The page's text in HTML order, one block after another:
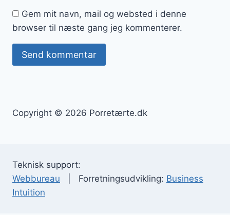
Gem mit navn, mail og websted i denne
browser til næste gang jeg kommenterer.
Copyright © 2026 Porretærte.dk
Teknisk support:
Webbureau | Forretningsudvikling: Business
Intuition